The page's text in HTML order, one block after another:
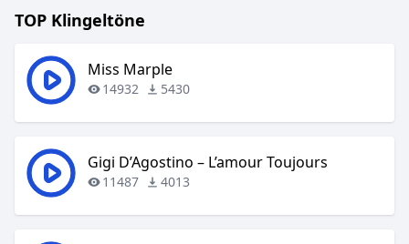
TOP Klingeltöne
Miss Marple
14932 5430
Gigi D’Agostino – L’amour Toujours
11487 4013